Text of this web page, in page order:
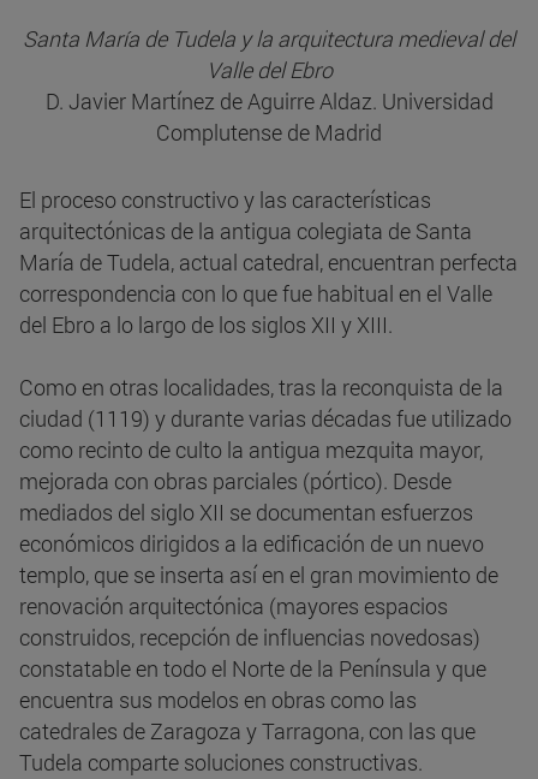
Santa María de Tudela y la arquitectura medieval del
Valle del Ebro
D. Javier Martínez de Aguirre Aldaz. Universidad
Complutense de Madrid
El proceso constructivo y las características
arquitectónicas de la antigua colegiata de Santa
María de Tudela, actual catedral, encuentran perfecta
correspondencia con lo que fue habitual en el Valle
del Ebro a lo largo de los siglos XII y XIII.
Como en otras localidades, tras la reconquista de la
ciudad (1119) y durante varias décadas fue utilizado
como recinto de culto la antigua mezquita mayor,
mejorada con obras parciales (pórtico). Desde
mediados del siglo XII se documentan esfuerzos
económicos dirigidos a la edificación de un nuevo
templo, que se inserta así en el gran movimiento de
renovación arquitectónica (mayores espacios
construidos, recepción de influencias novedosas)
constatable en todo el Norte de la Península y que
encuentra sus modelos en obras como las
catedrales de Zaragoza y Tarragona, con las que
Tudela comparte soluciones constructivas.